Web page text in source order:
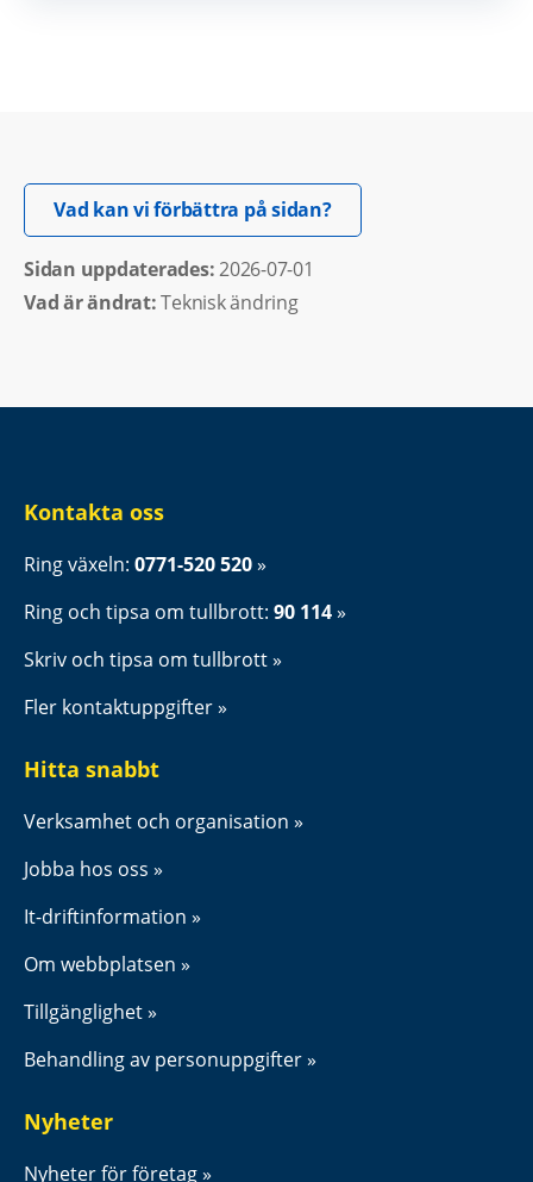
Vad kan vi förbättra på sidan?Öppnas i nytt fönster.
Sidan uppdaterades: 2026-07-01
Vad är ändrat:Teknisk ändring
Kontakta oss
Ring växeln: 0771-520 520
Ring och tipsa om tullbrott: 90 114
Skriv och tipsa om tullbrott
Fler kontaktuppgifter
Hitta snabbt
Verksamhet och organisation
Jobba hos oss
It-driftinformation
Om webbplatsen
Tillgänglighet
Behandling av personuppgifter
Nyheter
Nyheter för företag